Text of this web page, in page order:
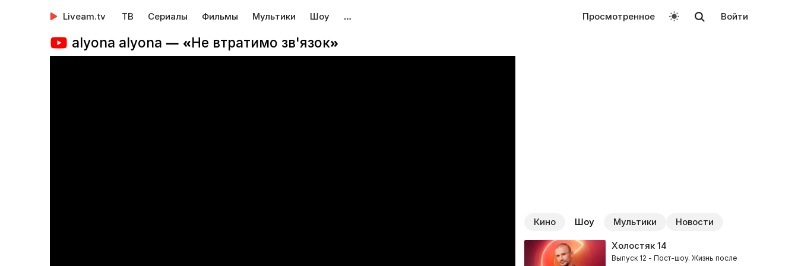
Liveam.tv ТВ Сериалы Фильмы Мультики Шоу … Просмотренное Войти
alyona alyona — «Не втратимо зв'язок»
Кино Шоу Мультики Новости
Холостяк14
Выпуск 12 - Пост-шоу. Жизнь после